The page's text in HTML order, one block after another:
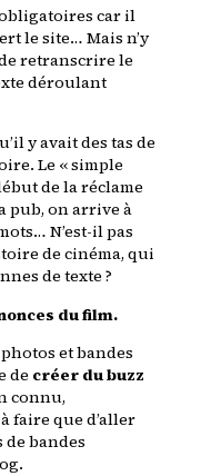
car il
le site… Mais n’y
retranscrire le
déroulant
y avait des tas de
Le « simple
de la réclame
pub, on arrive à
N’est-il pas
de cinéma, qui
de texte ?
du film.
et bandes
de créer du buzz
connu,
faire que d’aller
bandes